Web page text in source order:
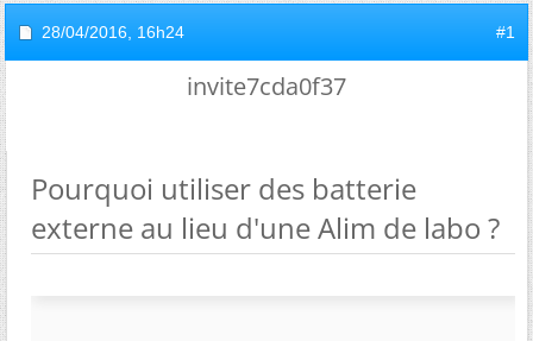
28/04/2016, 16h24 #1
invite7cda0f37
Pourquoi utiliser des batterie
externe au lieu d'une Alim de labo ?